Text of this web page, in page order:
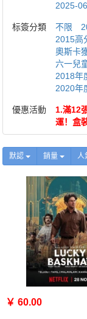
2025-06
标簽分類 不限
2015高
奧斯卡
六一兒
2018年
2020年
優惠活動
1.滿12
運！盒
默認 銷量
￥ 60.00